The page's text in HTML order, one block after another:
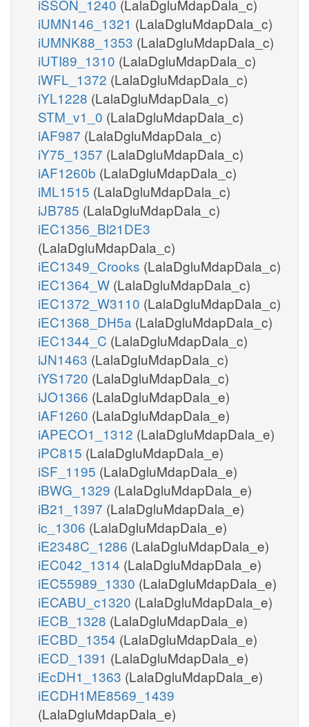
iSSON_1240 (LalaDgluMdapDala_c)
iUMN146_1321 (LalaDgluMdapDala_c)
iUMNK88_1353 (LalaDgluMdapDala_c)
iUTI89_1310 (LalaDgluMdapDala_c)
iWFL_1372 (LalaDgluMdapDala_c)
iYL1228 (LalaDgluMdapDala_c)
STM_v1_0 (LalaDgluMdapDala_c)
iAF987 (LalaDgluMdapDala_c)
iY75_1357 (LalaDgluMdapDala_c)
iAF1260b (LalaDgluMdapDala_c)
iML1515 (LalaDgluMdapDala_c)
iJB785 (LalaDgluMdapDala_c)
iEC1356_Bl21DE3
(LalaDgluMdapDala_c)
iEC1349_Crooks (LalaDgluMdapDala_c)
iEC1364_W (LalaDgluMdapDala_c)
iEC1372_W3110 (LalaDgluMdapDala_c)
iEC1368_DH5a (LalaDgluMdapDala_c)
iEC1344_C (LalaDgluMdapDala_c)
iJN1463 (LalaDgluMdapDala_c)
iYS1720 (LalaDgluMdapDala_c)
iJO1366 (LalaDgluMdapDala_e)
iAF1260 (LalaDgluMdapDala_e)
iAPECO1_1312 (LalaDgluMdapDala_e)
iPC815 (LalaDgluMdapDala_e)
iSF_1195 (LalaDgluMdapDala_e)
iBWG_1329 (LalaDgluMdapDala_e)
iB21_1397 (LalaDgluMdapDala_e)
ic_1306 (LalaDgluMdapDala_e)
iE2348C_1286 (LalaDgluMdapDala_e)
iEC042_1314 (LalaDgluMdapDala_e)
iEC55989_1330 (LalaDgluMdapDala_e)
iECABU_c1320 (LalaDgluMdapDala_e)
iECB_1328 (LalaDgluMdapDala_e)
iECBD_1354 (LalaDgluMdapDala_e)
iECD_1391 (LalaDgluMdapDala_e)
iEcDH1_1363 (LalaDgluMdapDala_e)
iECDH1ME8569_1439
(LalaDgluMdapDala_e)